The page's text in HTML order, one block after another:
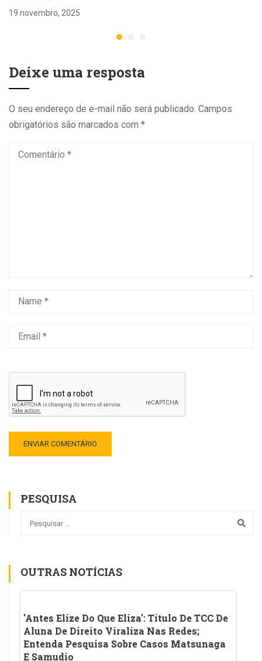
19 novembro, 2025
Deixe uma resposta
O seu endereço de e-mail não será publicado. Campos
obrigatórios são marcados com *
PESQUISA
OUTRAS NOTÍCIAS
'Antes Elize Do Que Eliza': Título De TCC De
Aluna De Direito Viraliza Nas Redes;
Entenda Pesquisa Sobre Casos Matsunaga
E Samudio